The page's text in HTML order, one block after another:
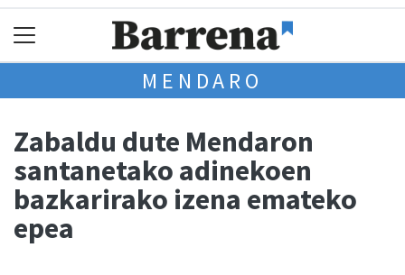
MENDARO
Zabaldu dute Mendaron
santanetako adinekoen
bazkarirako izena emateko
epea